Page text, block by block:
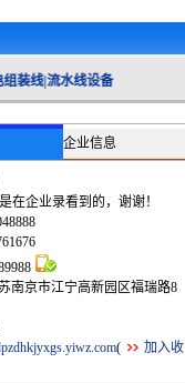
|流水线设备
企业信息
在企业录看到的，谢谢！
南京市江宁高新园区福瑞路8
(
加入收